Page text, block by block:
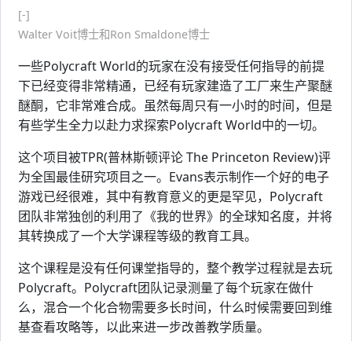
[-]
Walter Voit博士和Ron Smaldone博士
一些Polycraft World的玩家在没有接受任何指导的前提
下已经变得非常精通，已经有玩家建造了工厂来生产聚醚
醚酮，它非常难合成。虽然每周只有一小时的时间，但是
有些学生全力以赴力求探索Polycraft World中的一切。
这个项目被TPR(普林斯顿评论 The Princeton Review)评
为全国最佳研究项目之一。Evans表示制作一个好的电子
游戏已经很难，其中有教育意义的更是罕见，Polycraft
团队非常独创的利用了《我的世界》的全球知名度，并将
其转换成了一个大学课程等级的教育工具。
这个课程是没有任何课堂指导的，整个教学过程就是去玩
Polycraft。Polycraft团队记录测量了每个玩家在做什
么，混合一个化合物需要多长时间，什么时候需要回到维
基查看攻略等，以此来进一步改善教学质量。